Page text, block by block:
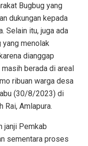
Bugbug yang
dukungan kepada
Selain itu, juga ada
yang menolak
dianggap
berada di areal
ribuan warga desa
(30/8/2023) di
Rai, Amlapura.
janji Pemkab
sementara proses